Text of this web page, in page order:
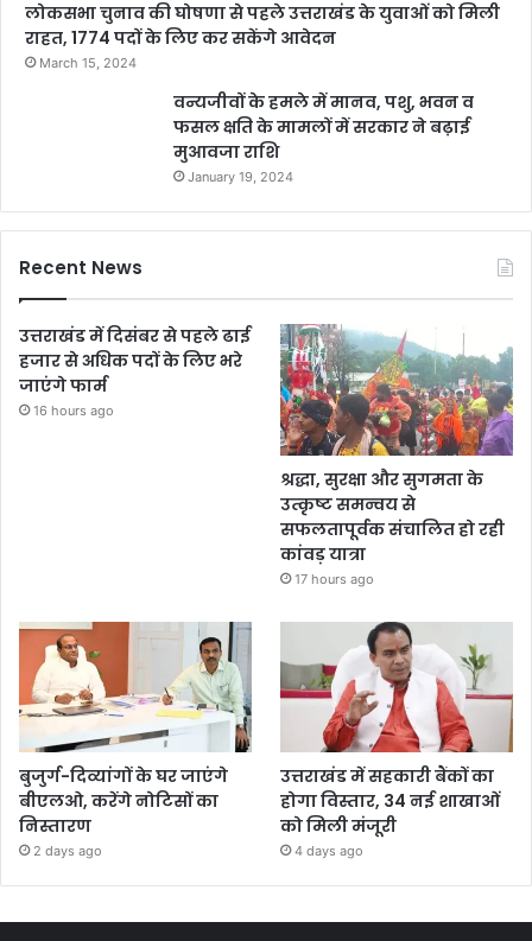
लोकसभा चुनाव की घोषणा से पहले उत्तराखंड के युवाओं को मिली
राहत, 1774 पदों के लिए कर सकेंगे आवेदन
March 15, 2024
वन्यजीवों के हमले में मानव, पशु, भवन व
फसल क्षति के मामलों में सरकार ने बढ़ाई
मुआवजा राशि
January 19, 2024
Recent News
उत्तराखंड में दिसंबर से पहले ढाई
हजार से अधिक पदों के लिए भरे
जाएंगे फार्म
16 hours ago
श्रद्धा, सुरक्षा और सुगमता के
उत्कृष्ट समन्वय से
सफलतापूर्वक संचालित हो रही
कांवड़ यात्रा
17 hours ago
बुजुर्ग-दिव्यांगों के घर जाएंगे
बीएलओ, करेंगे नोटिसों का
निस्तारण
2 days ago
उत्तराखंड में सहकारी बैंकों का
होगा विस्तार, 34 नई शाखाओं
को मिली मंजूरी
4 days ago